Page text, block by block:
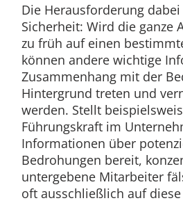
Die Herausforderung
Sicherheit: Wird die ganze
zu früh auf einen
können andere wichtige
Zusammenhang mit der
Hintergrund treten und
werden. Stellt
Führungskraft im
Informationen über
Bedrohungen bereit,
untergebene Mitarbeiter
oft ausschließlich auf